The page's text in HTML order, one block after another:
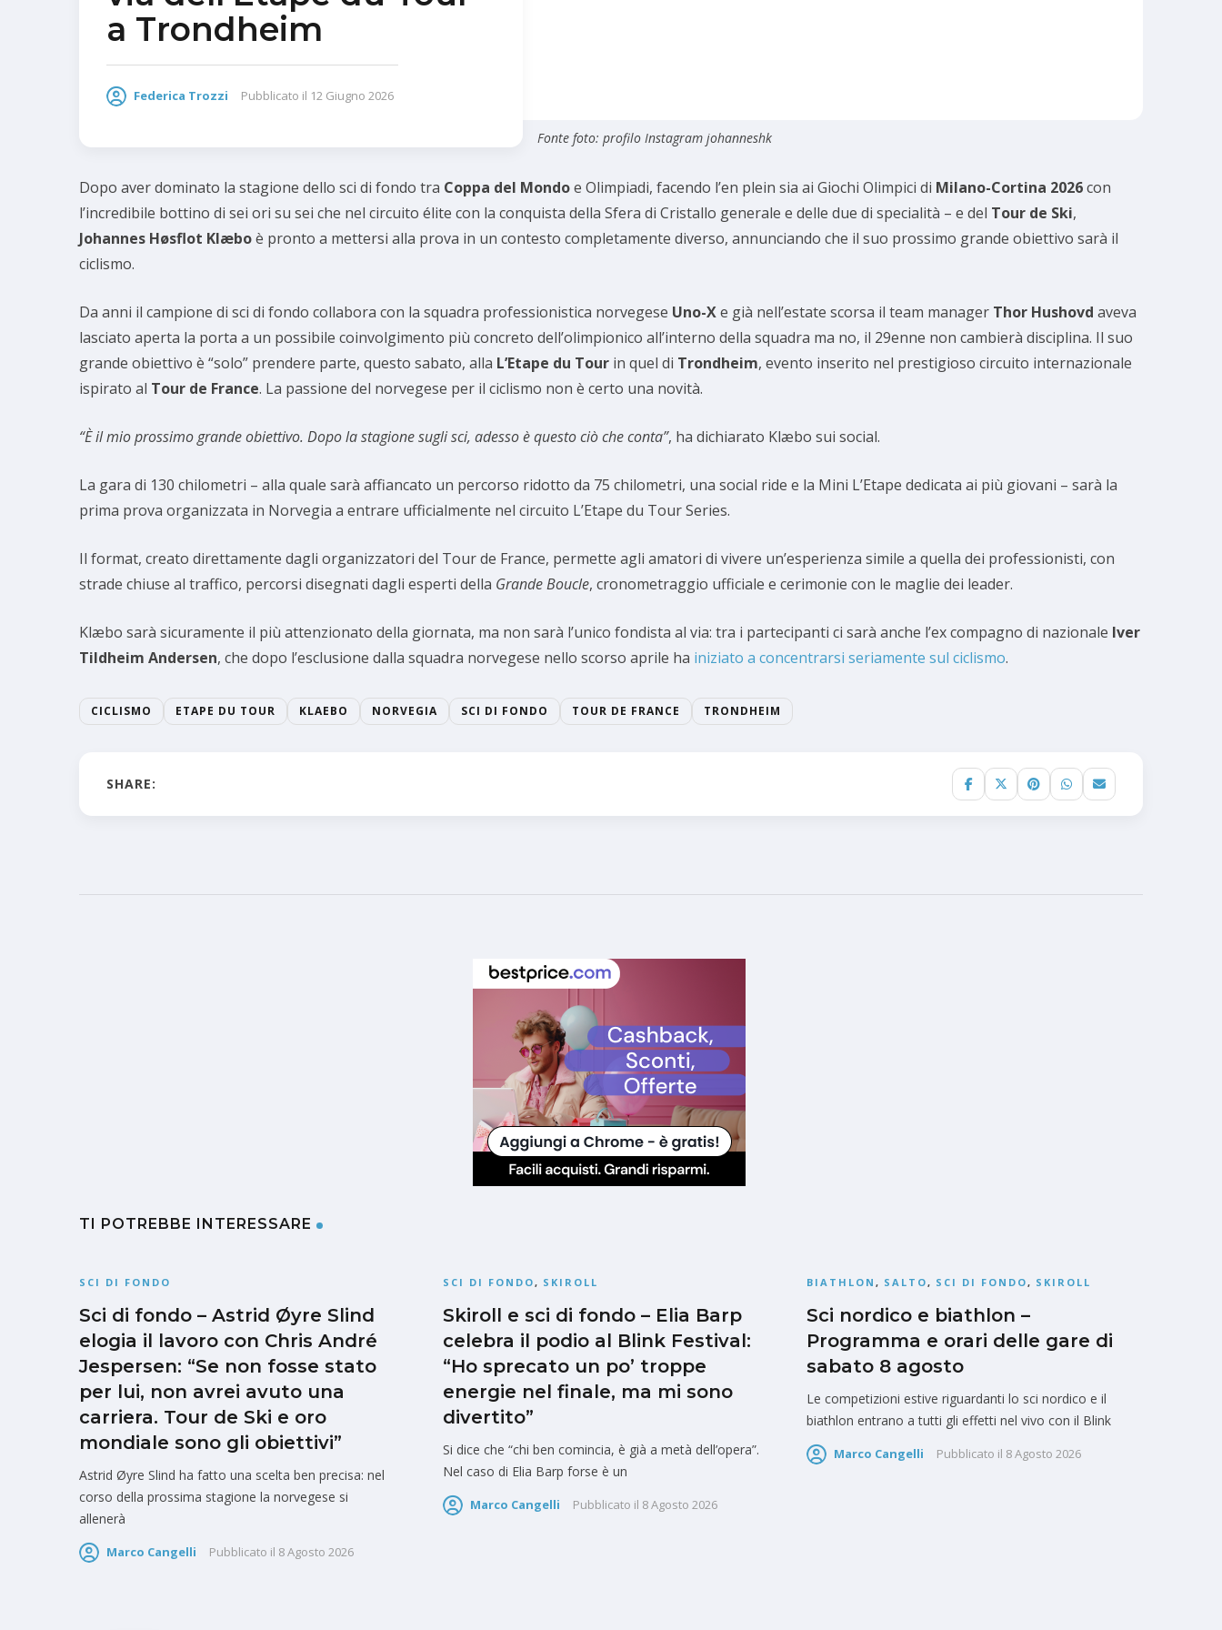
a Trondheim
Federica Trozzi Pubblicato il 12 Giugno 2026
Fonte foto: profilo Instagram johanneshk
Dopo aver dominato la stagione dello sci di fondo tra Coppa del Mondoe Olimpiadi, facendo l’en plein sia ai Giochi Olimpici di Milano-Cortina 2026con
l’incredibile bottino di sei ori su sei che nel circuito élite con la conquista della Sfera di Cristallo generale e delle due di specialità – e del Tour de Ski,
Johannes Høsflot Klæboè pronto a mettersi alla prova in un contesto completamente diverso, annunciando che il suo prossimo grande obiettivo sarà il
ciclismo.
Da anni il campione di sci di fondo collabora con la squadra professionistica norvegese Uno-Xe già nell’estate scorsa il team manager Thor Hushovd aveva
lasciato aperta la porta a un possibile coinvolgimento più concreto dell’olimpionico all’interno della squadra ma no, il 29enne non cambierà disciplina. Il suo
grande obiettivo è “solo” prendere parte, questo sabato, alla L’Etape du Tour in quel di Trondheim, evento inserito nel prestigioso circuito internazionale
ispirato al Tour de France. La passione del norvegese per il ciclismo non è certo una novità.
“È il mio prossimo grande obiettivo. Dopo la stagione sugli sci, adesso è questo ciò che conta”, ha dichiarato Klæbo sui social.
La gara di 130 chilometri – alla quale sarà affiancato un percorso ridotto da 75 chilometri, una social ride e la Mini L’Etape dedicata ai più giovani – sarà la
prima prova organizzata in Norvegia a entrare ufficialmente nel circuito L’Etape du Tour Series.
Il format, creato direttamente dagli organizzatori del Tour de France, permette agli amatori di vivere un’esperienza simile a quella dei professionisti, con
strade chiuse al traffico, percorsi disegnati dagli esperti della Grande Boucle, cronometraggio ufficiale e cerimonie con le maglie dei leader.
Klæbo sarà sicuramente il più attenzionato della giornata, ma non sarà l’unico fondista al via: tra i partecipanti ci sarà anche l’ex compagno di nazionale Iver
Tildheim Andersen, che dopo l’esclusione dalla squadra norvegese nello scorso aprile ha iniziato a concentrarsi seriamente sul ciclismo.
CICLISMO ETAPE DU TOUR KLAEBO NORVEGIA SCI DI FONDO TOUR DE FRANCE TRONDHEIM
SHARE:
TI POTREBBE INTERESSARE
SCI DI FONDO
Sci di fondo – Astrid Øyre Slind
elogia il lavoro con Chris André
Jespersen: “Se non fosse stato
per lui, non avrei avuto una
carriera. Tour de Ski e oro
mondiale sono gli obiettivi”
Astrid Øyre Slind ha fatto una scelta ben precisa: nel
corso della prossima stagione la norvegese si
allenerà
Marco Cangelli Pubblicato il 8 Agosto 2026
SCI DI FONDO, SKIROLL
Skiroll e sci di fondo – Elia Barp
celebra il podio al Blink Festival:
“Ho sprecato un po’ troppe
energie nel finale, ma mi sono
divertito”
Si dice che “chi ben comincia, è già a metà dell’opera”.
Nel caso di Elia Barp forse è un
Marco Cangelli Pubblicato il 8 Agosto 2026
BIATHLON , SALTO, SCI DI FONDO, SKIROLL
Sci nordico e biathlon –
Programma e orari delle gare di
sabato 8 agosto
Le competizioni estive riguardanti lo sci nordico e il
biathlon entrano a tutti gli effetti nel vivo con il Blink
Marco Cangelli Pubblicato il 8 Agosto 2026